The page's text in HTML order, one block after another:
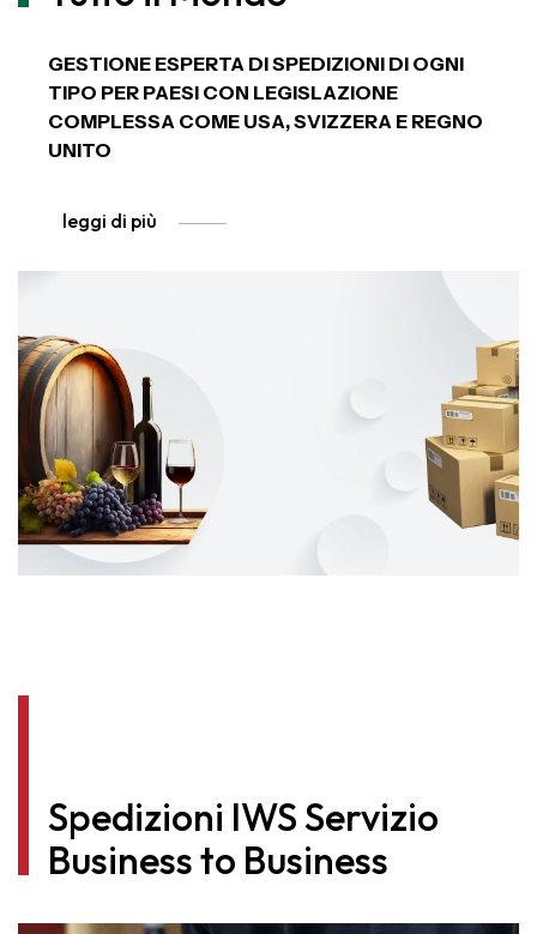
GESTIONE ESPERTA DI SPEDIZIONI DI OGNI
TIPO PER PAESI CON LEGISLAZIONE
COMPLESSA COME USA, SVIZZERA E REGNO
UNITO
leggi di più
Spedizioni IWS Servizio
Business to Business